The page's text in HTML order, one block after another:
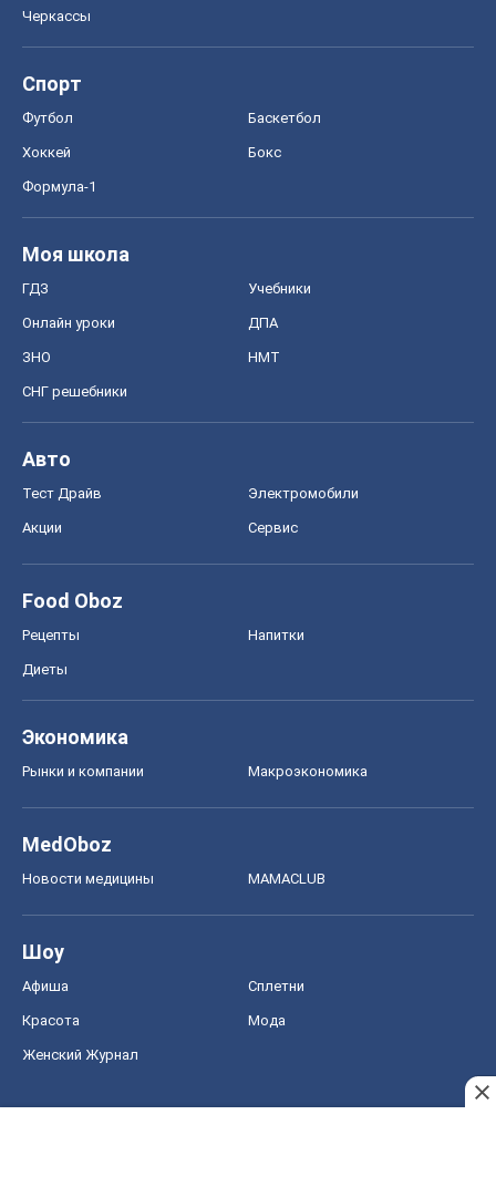
Черкассы
Спорт
Футбол Баскетбол
Хоккей Бокс
Формула-1
Моя школа
ГДЗ Учебники
Онлайн уроки ДПА
ЗНО НМТ
СНГ решебники
Авто
Тест Драйв Электромобили
Акции Сервис
Food Oboz
Рецепты Напитки
Диеты
Экономика
Рынки и компании Mакроэкономика
MedOboz
Новости медицины MAMACLUB
Шоу
Афиша Сплетни
Красота Мода
Женский Журнал